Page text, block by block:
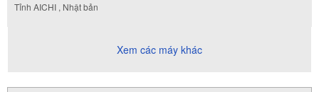
Tỉnh AICHI , Nhật bản
Xem các máy khác